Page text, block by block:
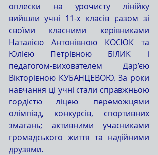
оплески на урочисту лінійку
вийшли учні 11-х класів разом зі
своїми класними керівниками
Наталією Антонівною КОСЮК та
Юлією Петрівною БІЛИК і
педагогом-вихователем Дар’єю
Вікторівною КУБАНЦЕВОЮ. За роки
навчання ці учні стали справжньою
гордістю ліцею: переможцями
олімпіад, конкурсів, спортивних
змагань; активними учасниками
громадського життя та надійними
друзями.